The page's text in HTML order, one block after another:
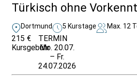
Türkisch ohne
Dortmund 5 Kurstage Max. 12
215 €
Kursgebühr
TERMIN
Mo. 20.07.
– Fr.
24.07.2026